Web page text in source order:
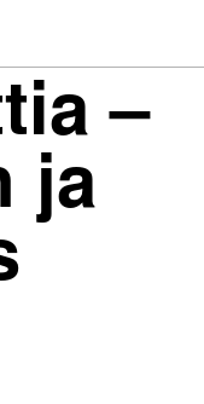
–
ja